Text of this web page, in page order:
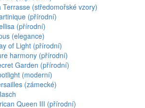
Terrasse (středomořské vzory)
(přírodní)
(přírodní)
(elegance)
of Light (přírodní)
harmony (přírodní)
Garden (přírodní)
(moderní)
(zámecké)
Queen III (přírodní)